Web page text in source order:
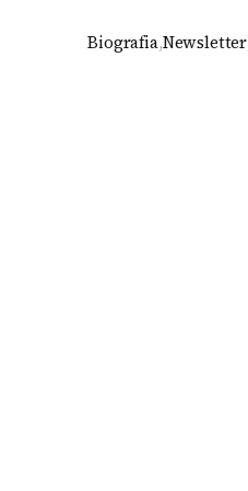
Biografia,Newsletter